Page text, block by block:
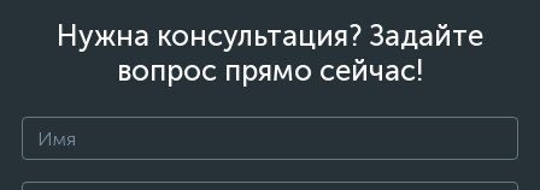
Нужна консультация? Задайте
вопрос прямо сейчас!